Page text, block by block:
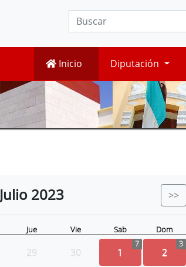
Inicio Diputación
Julio 2023 >>
Jue Vie Sab Dom
29 30 1
7
2
3